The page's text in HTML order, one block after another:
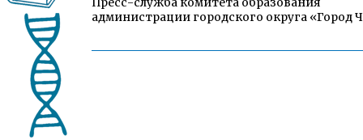
администрации городского округа «Город